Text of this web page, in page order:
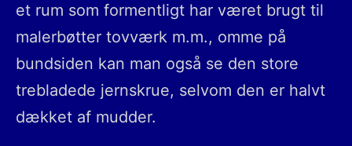
et rum som formentligt har været brugt til
malerbøtter tovværk m.m., omme på
bundsiden kan man også se den store
trebladede jernskrue, selvom den er halvt
dækket af mudder.